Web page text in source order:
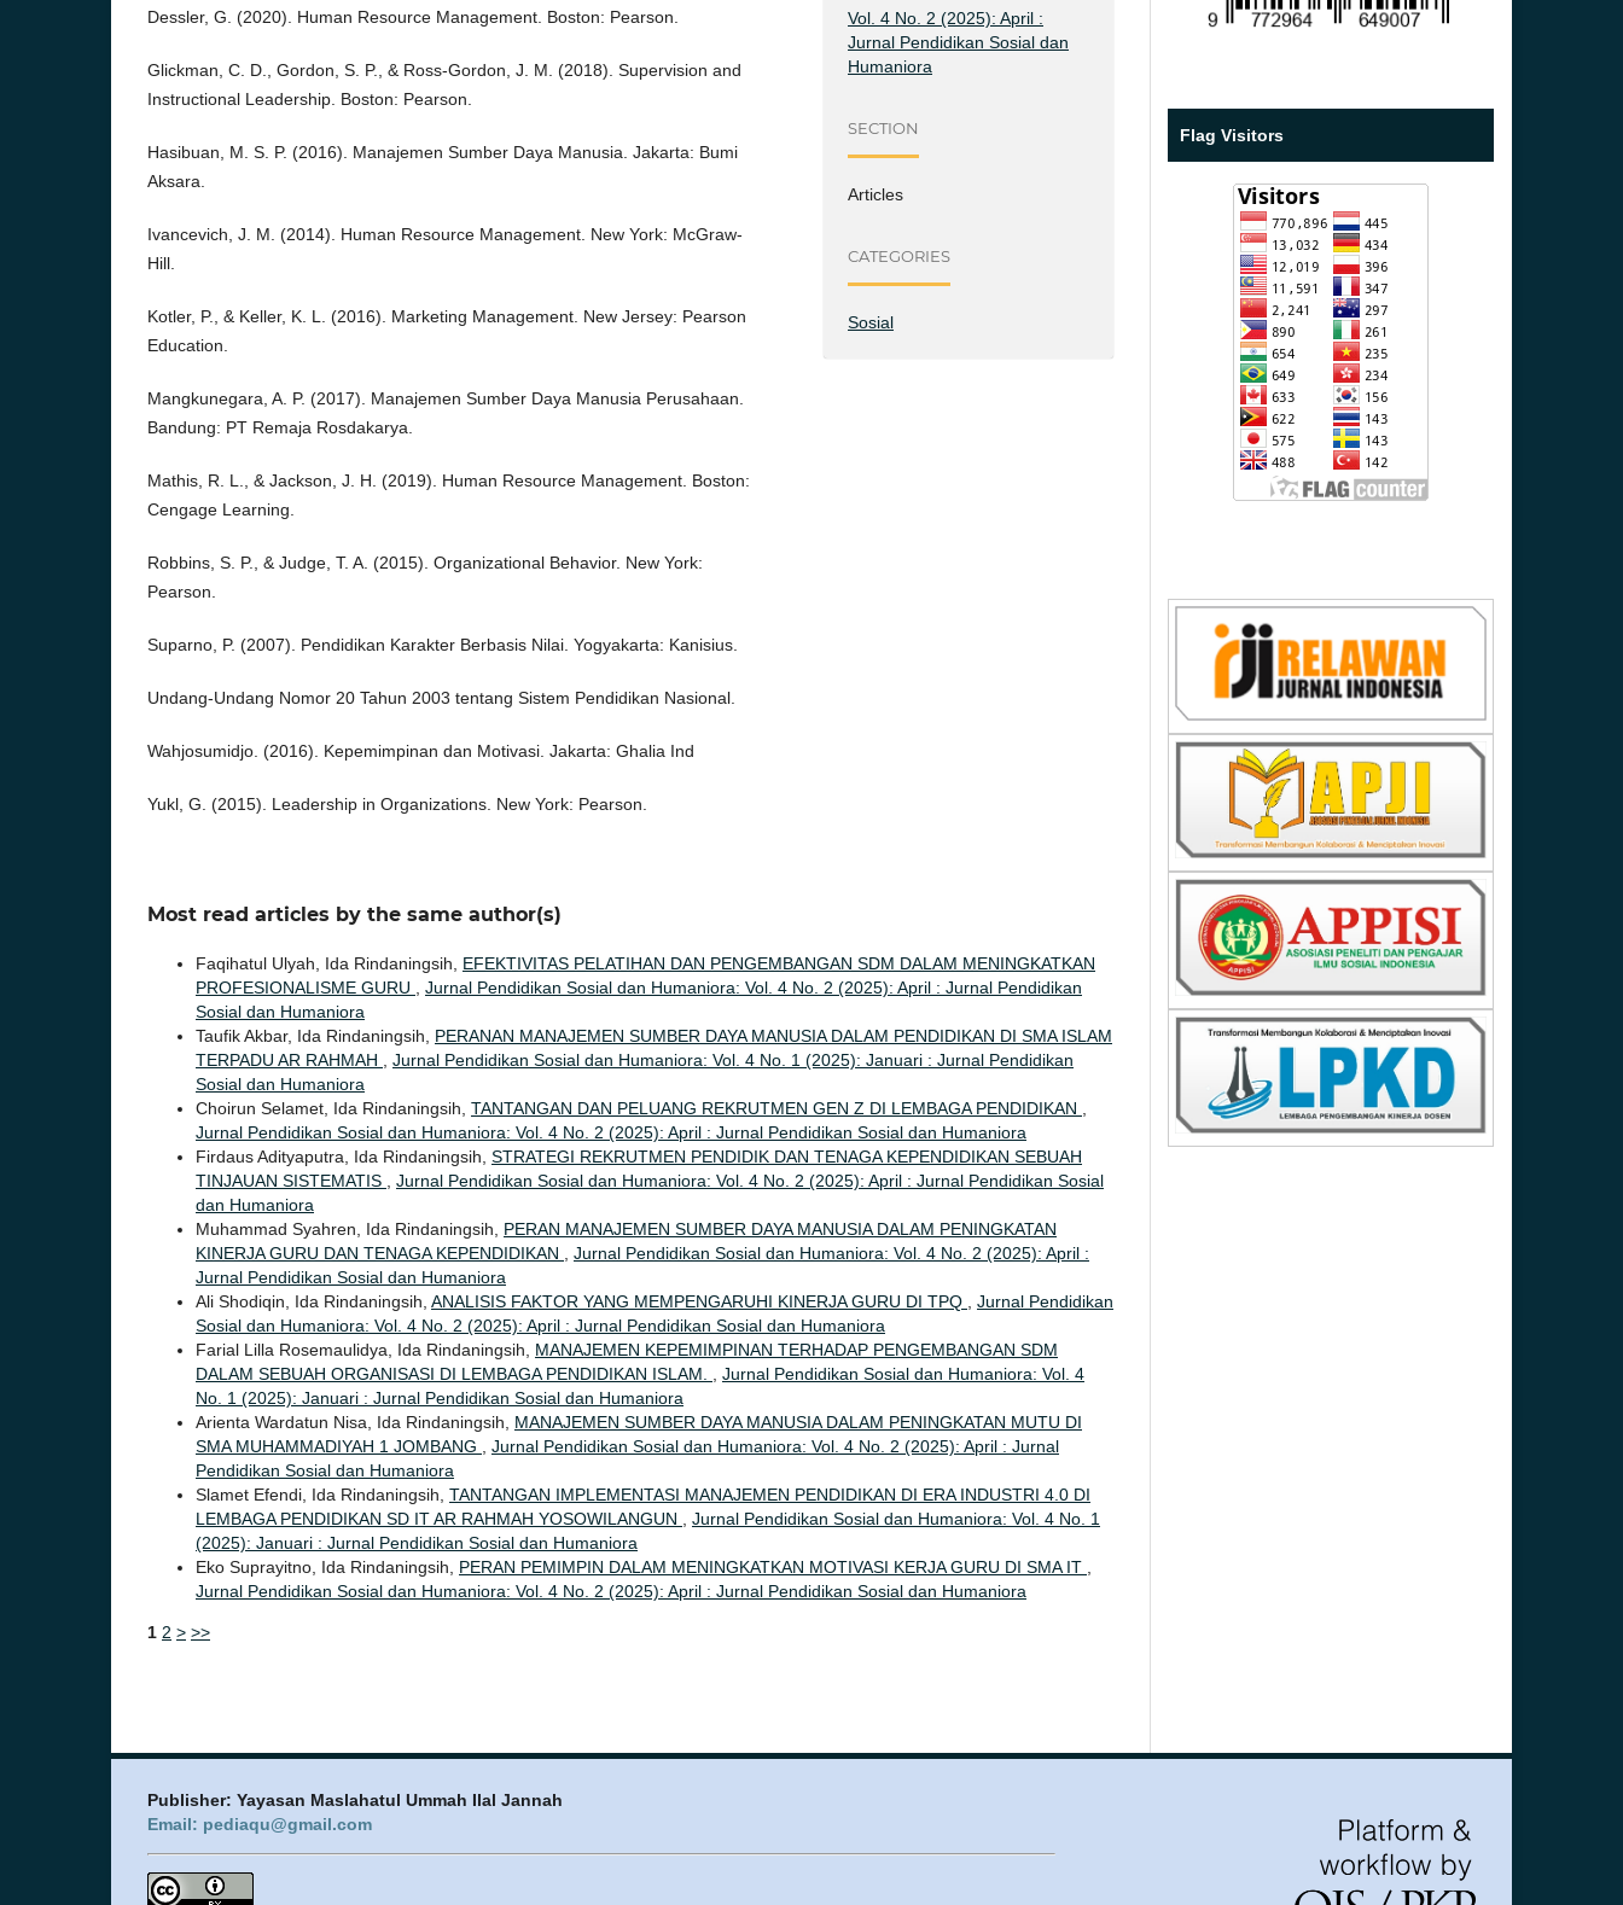
Dessler, G. (2020). Human Resource Management. Boston: Pearson.
Glickman, C. D., Gordon, S. P., & Ross-Gordon, J. M. (2018). Supervision and
Instructional Leadership. Boston: Pearson.
Hasibuan, M. S. P. (2016). Manajemen Sumber Daya Manusia. Jakarta: Bumi
Aksara.
Ivancevich, J. M. (2014). Human Resource Management. New York: McGraw-
Hill.
Kotler, P., & Keller, K. L. (2016). Marketing Management. New Jersey: Pearson
Education.
Mangkunegara, A. P. (2017). Manajemen Sumber Daya Manusia Perusahaan.
Bandung: PT Remaja Rosdakarya.
Mathis, R. L., & Jackson, J. H. (2019). Human Resource Management. Boston:
Cengage Learning.
Robbins, S. P., & Judge, T. A. (2015). Organizational Behavior. New York:
Pearson.
Suparno, P. (2007). Pendidikan Karakter Berbasis Nilai. Yogyakarta: Kanisius.
Undang-Undang Nomor 20 Tahun 2003 tentang Sistem Pendidikan Nasional.
Wahjosumidjo. (2016). Kepemimpinan dan Motivasi. Jakarta: Ghalia Ind
Yukl, G. (2015). Leadership in Organizations. New York: Pearson.
Vol. 4 No. 2 (2025): April :
Jurnal Pendidikan Sosial dan
Humaniora
SECTION
Articles
CATEGORIES
Sosial
Most read articles by the same author(s)
Faqihatul Ulyah, Ida Rindaningsih, EFEKTIVITAS PELATIHAN DAN PENGEMBANGAN SDM DALAM MENINGKATKAN
PROFESIONALISME GURU
Jurnal Pendidikan Sosial dan Humaniora: Vol. 4 No. 2 (2025): April : Jurnal Pendidikan
Sosial dan Humaniora
Taufik Akbar, Ida Rindaningsih, PERANAN MANAJEMEN SUMBER DAYA MANUSIA DALAM PENDIDIKAN DI SMA ISLAM
TERPADU AR RAHMAH
Jurnal Pendidikan Sosial dan Humaniora: Vol. 4 No. 1 (2025): Januari : Jurnal Pendidikan
Sosial dan Humaniora
Choirun Selamet, Ida Rindaningsih, TANTANGAN DAN PELUANG REKRUTMEN GEN Z DI LEMBAGA PENDIDIKAN
Jurnal Pendidikan Sosial dan Humaniora: Vol. 4 No. 2 (2025): April : Jurnal Pendidikan Sosial dan Humaniora
Firdaus Adityaputra, Ida Rindaningsih, STRATEGI REKRUTMEN PENDIDIK DAN TENAGA KEPENDIDIKAN SEBUAH
TINJAUAN SISTEMATIS
Jurnal Pendidikan Sosial dan Humaniora: Vol. 4 No. 2 (2025): April : Jurnal Pendidikan Sosial
dan Humaniora
Muhammad Syahren, Ida Rindaningsih, PERAN MANAJEMEN SUMBER DAYA MANUSIA DALAM PENINGKATAN
KINERJA GURU DAN TENAGA KEPENDIDIKAN
Jurnal Pendidikan Sosial dan Humaniora: Vol. 4 No. 2 (2025): April :
Jurnal Pendidikan Sosial dan Humaniora
Ali Shodiqin, Ida Rindaningsih, ANALISIS FAKTOR YANG MEMPENGARUHI KINERJA GURU DI TPQ
Jurnal Pendidikan
Sosial dan Humaniora: Vol. 4 No. 2 (2025): April : Jurnal Pendidikan Sosial dan Humaniora
Farial Lilla Rosemaulidya, Ida Rindaningsih, MANAJEMEN KEPEMIMPINAN TERHADAP PENGEMBANGAN SDM
DALAM SEBUAH ORGANISASI DI LEMBAGA PENDIDIKAN ISLAM.
Jurnal Pendidikan Sosial dan Humaniora: Vol. 4
No. 1 (2025): Januari : Jurnal Pendidikan Sosial dan Humaniora
Arienta Wardatun Nisa, Ida Rindaningsih, MANAJEMEN SUMBER DAYA MANUSIA DALAM PENINGKATAN MUTU DI
SMA MUHAMMADIYAH 1 JOMBANG
Jurnal Pendidikan Sosial dan Humaniora: Vol. 4 No. 2 (2025): April : Jurnal
Pendidikan Sosial dan Humaniora
Slamet Efendi, Ida Rindaningsih, TANTANGAN IMPLEMENTASI MANAJEMEN PENDIDIKAN DI ERA INDUSTRI 4.0 DI
LEMBAGA PENDIDIKAN SD IT AR RAHMAH YOSOWILANGUN
Jurnal Pendidikan Sosial dan Humaniora: Vol. 4 No. 1
(2025): Januari : Jurnal Pendidikan Sosial dan Humaniora
Eko Suprayitno, Ida Rindaningsih, PERAN PEMIMPIN DALAM MENINGKATKAN MOTIVASI KERJA GURU DI SMA IT
Jurnal Pendidikan Sosial dan Humaniora: Vol. 4 No. 2 (2025): April : Jurnal Pendidikan Sosial dan Humaniora
1 2 > >>
Flag Visitors
Publisher: Yayasan Maslahatul Ummah Ilal Jannah
Email: pediaqu@gmail.com